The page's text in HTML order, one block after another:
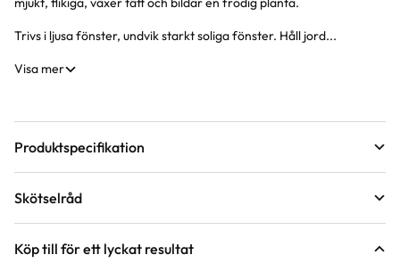
Trivs i ljusa fönster, undvik starkt soliga fönster. Håll jord...
Visa mer
Produktspecifikation
Krukstorlek
Hur vi mäter leveranshöjd på växter
Skötselråd
Läge Sol till halvskugga
Köp till för ett lyckat resultat